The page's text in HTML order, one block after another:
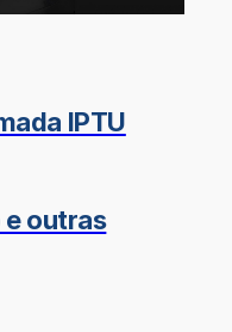
IPTU
e outras